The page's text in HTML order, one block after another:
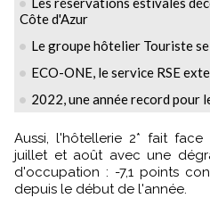
Côte d'Azur
Le groupe hôtelier Touriste
ECO-ONE, le service RSE
2022, une année record pour
Aussi, l'hôtellerie 2* fait face à une situation difficile en
juillet et août avec une
d'occupation : -7,1 points
depuis le début de l'année.